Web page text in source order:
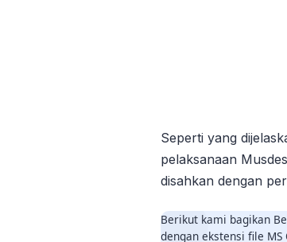
Seperti yang
pelaksanaan
disahkan dengan
Berikut kami bagikan
dengan ekstensi file